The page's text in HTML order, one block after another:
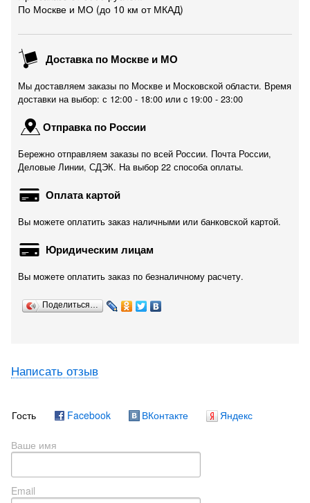
По Москве и МО (до 10 км от МКАД)
Доставка по Москве и МО
Мы доставляем заказы по Москве и Московской области. Время
доставки на выбор: с 12:00 - 18:00 или c 19:00 - 23:00
Отправка по России
Бережно отправляем заказы по всей России. Почта России,
Деловые Линии, СДЭК. На выбор 22 способа оплаты.
Оплата картой
Вы можете оплатить заказ наличными или банковской картой.
Юридическим лицам
Вы можете оплатить заказ по безналичному расчету.
Поделиться…
Написать отзыв
Гость Facebook ВКонтакте Яндекс
Ваше имя
Email